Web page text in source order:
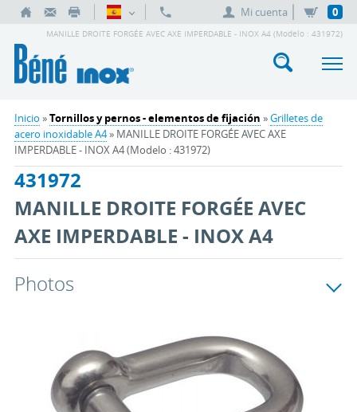
Mi cuenta 0
MANILLE DROITE FORGÉE AVEC AXE IMPERDABLE - INOX A4 (Modelo : 431972)
Inicio »Tornillos y pernos - elementos de fijación »Grilletes de
acero inoxidable A4» MANILLE DROITE FORGÉE AVEC AXE
IMPERDABLE - INOX A4 (Modelo : 431972)
431972
MANILLE DROITE FORGÉE AVEC
AXE IMPERDABLE - INOX A4
Photos